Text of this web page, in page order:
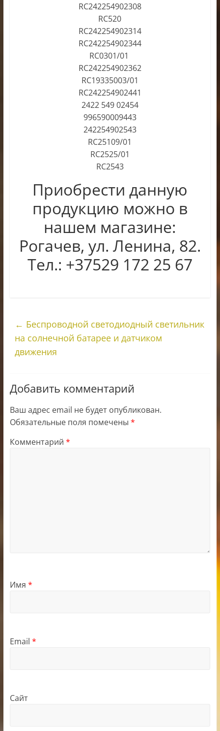
RC242254902308
RC520
RC242254902314
RC242254902344
RC0301/01
RC242254902362
RC19335003/01
RC242254902441
2422 549 02454
996590009443
242254902543
RC25109/01
RC2525/01
RC2543
Приобрести данную
продукцию можно в
нашем магазине:
Рогачев, ул. Ленина, 82.
Тел.: +37529 172 25 67
← Беспроводной светодиодный светильник
на солнечной батарее и датчиком
движения
Добавить комментарий
Ваш адрес email не будет опубликован.
Обязательные поля помечены *
Комментарий *
Имя *
Email *
Сайт